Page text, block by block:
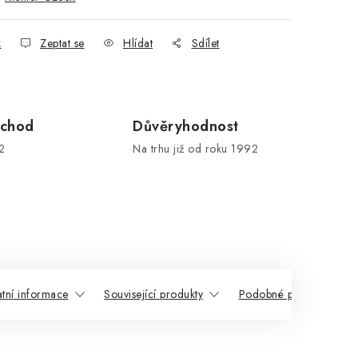
Zeptat se Hlídat Sdílet
Důvěryhodnost
Na trhu již od roku 1992
informace Související produkty Podobné produkty